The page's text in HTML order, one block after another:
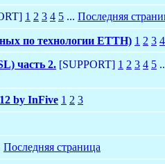
1 2 3 4 5 ... Последняя
по технологии ETTH) 1 2 3 4
часть 2. [SUPPORT] 1 2 3 4 5
by InFive 1 2 3
Последняя страница